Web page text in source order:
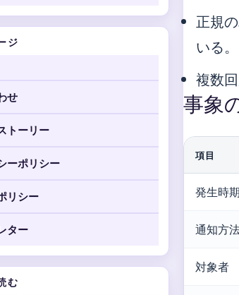
正規
いる。
複数
事象
項目
発生時期
通知方
対象者
ジ
せ
トーリー
ーポリシー
リシー
ター
む